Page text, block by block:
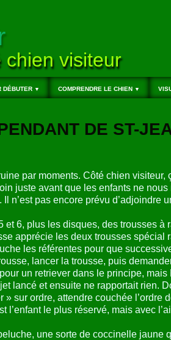
chien visiteur
DÉBUTER ▼ COMPRENDRE LE CHIEN ▼
DE ST-
par moments. Côté chien
juste avant que les enfants ne
n’est pas encore prévu d’adjoindre
et 6, plus les disques, des trousses
apprécie les deux trousses spécial
les référentes pour que
lancer la trousse, puis
un retriever dans le principe,
lancé et ensuite ne rapportait rien.
sur ordre, attendre couchée l’ordre
l’enfant le plus réservé, mais avec
une sorte de coccinelle